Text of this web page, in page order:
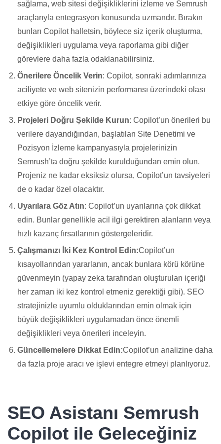
sağlama, web sitesi değişikliklerini izleme ve Semrush
araçlarıyla entegrasyon konusunda uzmandır. Bırakın
bunları Copilot halletsin, böylece siz içerik oluşturma,
değişiklikleri uygulama veya raporlama gibi diğer
görevlere daha fazla odaklanabilirsiniz.
Önerilere Öncelik Verin: Copilot, sonraki adımlarınıza
aciliyete ve web sitenizin performansı üzerindeki olası
etkiye göre öncelik verir.
Projeleri Doğru Şekilde Kurun: Copilot’un önerileri bu
verilere dayandığından, başlatılan Site Denetimi ve
Pozisyon İzleme kampanyasıyla projelerinizin
Semrush’ta doğru şekilde kurulduğundan emin olun.
Projeniz ne kadar eksiksiz olursa, Copilot’un tavsiyeleri
de o kadar özel olacaktır.
Uyarılara Göz Atın: Copilot’un uyarılarına çok dikkat
edin. Bunlar genellikle acil ilgi gerektiren alanların veya
hızlı kazanç fırsatlarının göstergeleridir.
Çalışmanızı İki Kez Kontrol Edin:Copilot’un
kısayollarından yararlanın, ancak bunlara körü körüne
güvenmeyin (yapay zeka tarafından oluşturulan içeriği
her zaman iki kez kontrol etmeniz gerektiği gibi). SEO
stratejinizle uyumlu olduklarından emin olmak için
büyük değişiklikleri uygulamadan önce önemli
değişiklikleri veya önerileri inceleyin.
Güncellemelere Dikkat Edin:Copilot’un analizine daha
da fazla proje aracı ve işlevi entegre etmeyi planlıyoruz.
SEO Asistanı Semrush
Copilot ile Geleceğiniz